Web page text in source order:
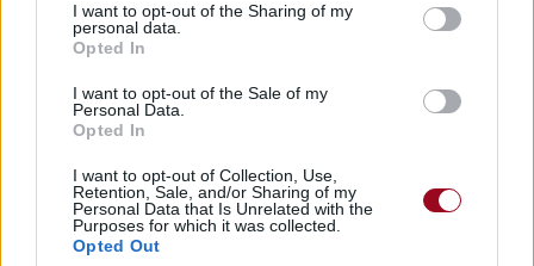
I want to opt-out of the Sharing of my
personal data.
Opted In
I want to opt-out of the Sale of my
Personal Data.
Opted In
I want to opt-out of Collection, Use,
Retention, Sale, and/or Sharing of my
Personal Data that Is Unrelated with the
Purposes for which it was collected.
Opted Out
Commentaires
Vous aimez chanter, apprenez la guitare chez
Télécharger légalement les MP3 sur
Télécharger légalement les MP3 ou trouver le CD sur